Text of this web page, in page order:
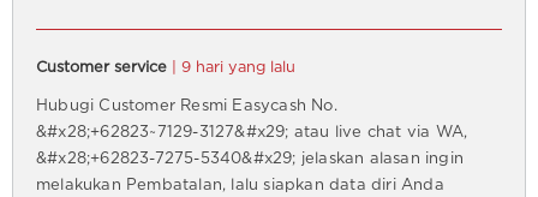
Customer service | 9 hari yang lalu
Hubugi Customer Resmi Easycash No.
&#x28;+62823~7129-3127&#x29; atau live chat via WA,
&#x28;+62823-7275-5340&#x29; jelaskan alasan ingin
melakukan Pembatalan, lalu siapkan data diri Anda